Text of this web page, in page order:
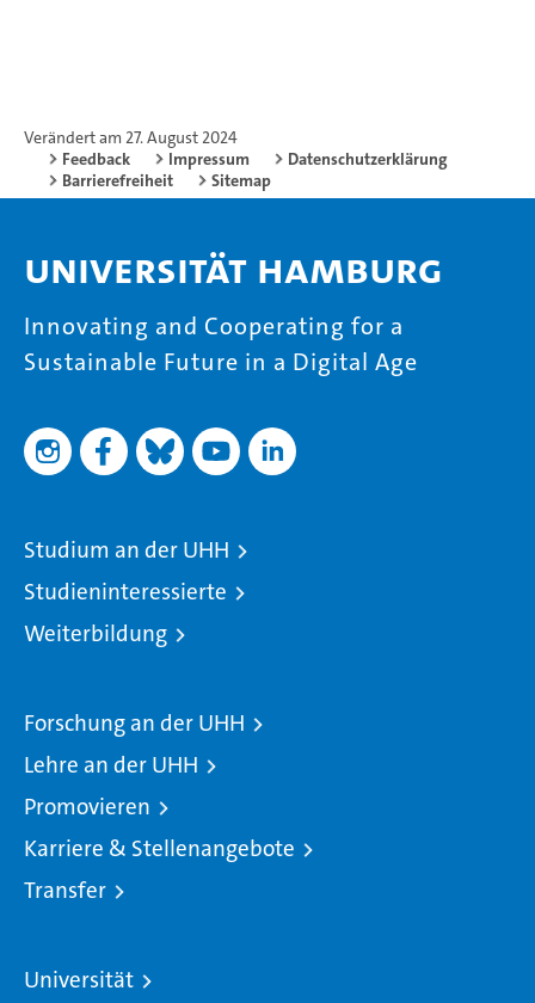
Verändert am 27. August 2024
Feedback
Impressum
Datenschutzerklärung
Barrierefreiheit
Sitemap
Universität Hamburg
Innovating and Cooperating for a
Sustainable Future in a Digital Age
Studium an der UHH
Studieninteressierte
Weiterbildung
Forschung an der UHH
Lehre an der UHH
Promovieren
Karriere & Stellenangebote
Transfer
Universität